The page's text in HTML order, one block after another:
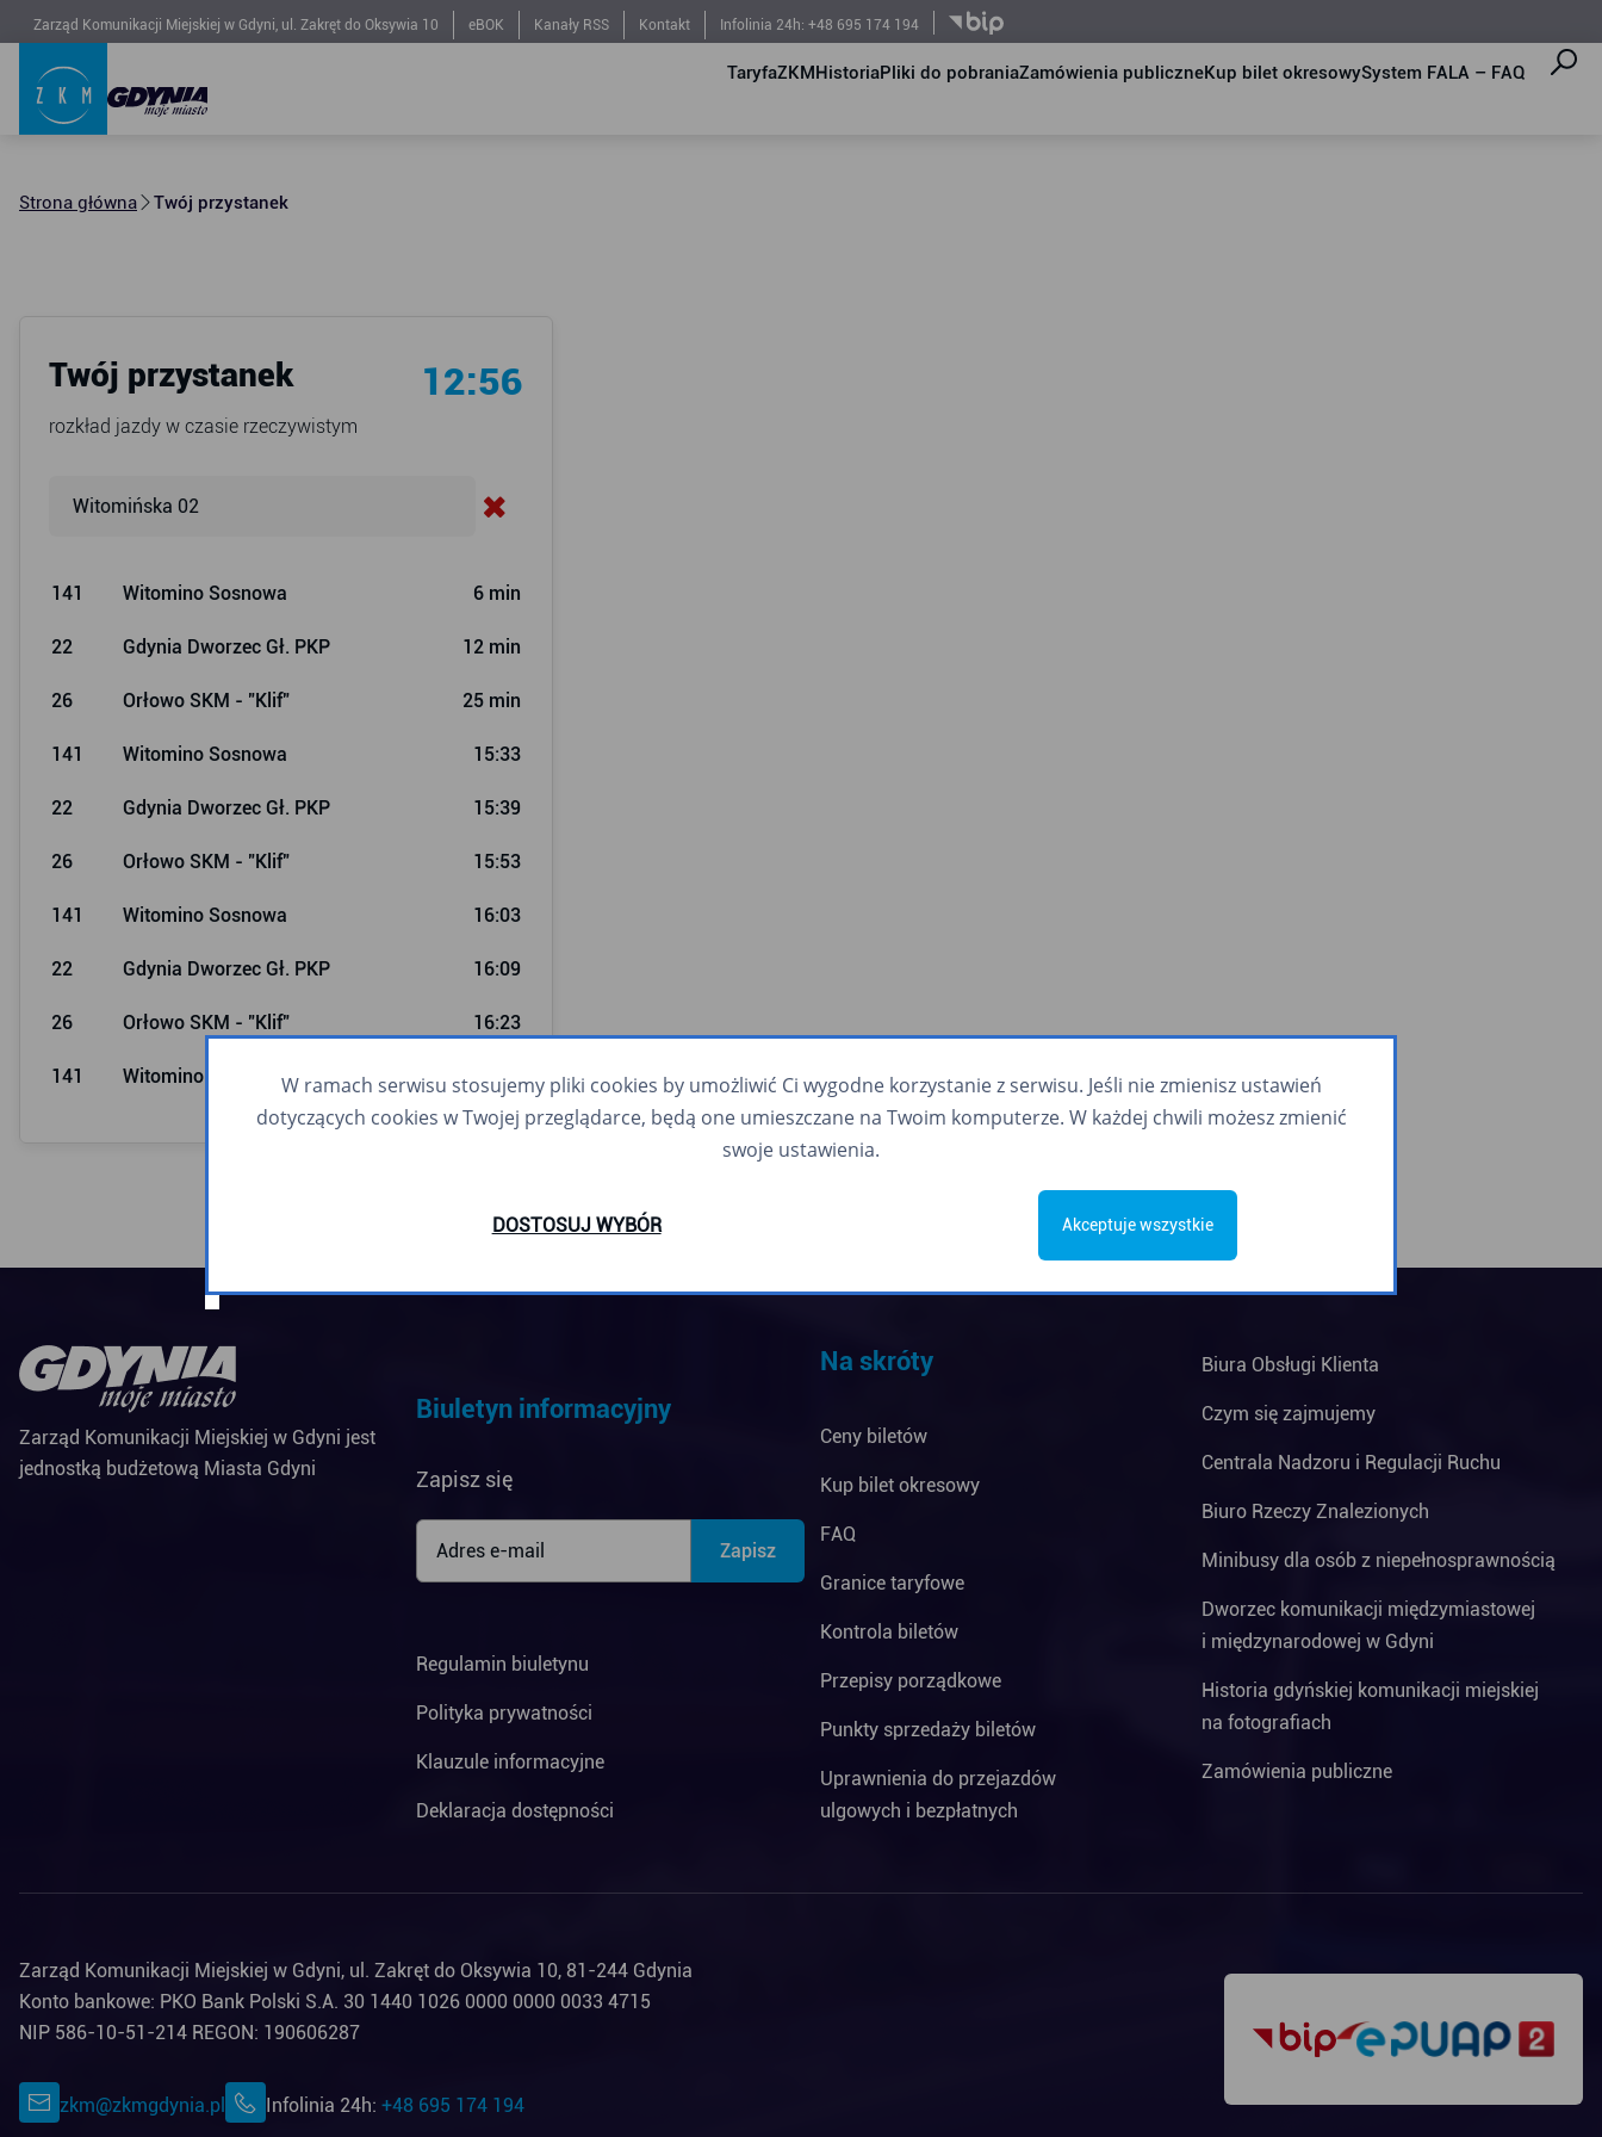
Zarząd Komunikacji Miejskiej w Gdyni, ul. Zakręt do Oksywia 10 eBOK Kanały RSS Kontakt Infolinia 24h: +48 695 174 194
TaryfaZKMHistoriaPliki do pobraniaZamówienia publiczneKup bilet okresowySystem FALA – FAQ
Strona główna Twój przystanek
Twój przystanek 12:56
rozkład jazdy w czasie rzeczywistym
141 Witomino Sosnowa 6 min
22 Gdynia Dworzec Gł. PKP 12 min
26 Orłowo SKM - "Klif" 25 min
141 Witomino Sosnowa 15:33
22 Gdynia Dworzec Gł. PKP 15:39
26 Orłowo SKM - "Klif" 15:53
141 Witomino Sosnowa 16:03
22 Gdynia Dworzec Gł. PKP 16:09
26 Orłowo SKM - "Klif" 16:23
141 Witomino Sosnowa 16:33
Zarząd Komunikacji Miejskiej w Gdyni jest
jednostką budżetową Miasta Gdyni
Biuletyn informacyjny
Zapisz się
Regulamin biuletynu
Polityka prywatności
Klauzule informacyjne
Deklaracja dostępności
Na skróty
Ceny biletów
Kup bilet okresowy
FAQ
Granice taryfowe
Kontrola biletów
Przepisy porządkowe
Punkty sprzedaży biletów
Uprawnienia do przejazdów
ulgowych i bezpłatnych
Biura Obsługi Klienta
Czym się zajmujemy
Centrala Nadzoru i Regulacji Ruchu
Biuro Rzeczy Znalezionych
Minibusy dla osób z niepełnosprawnością
Dworzec komunikacji międzymiastowej
i międzynarodowej w Gdyni
Historia gdyńskiej komunikacji miejskiej
na fotografiach
Zamówienia publiczne
Zarząd Komunikacji Miejskiej w Gdyni, ul. Zakręt do Oksywia 10, 81-244 Gdynia
Konto bankowe: PKO Bank Polski S.A. 30 1440 1026 0000 0000 0033 4715
NIP 586-10-51-214 REGON: 190606287
zkm@zkmgdynia.pl Infolinia 24h: +48 695 174 194
W ramach serwisu stosujemy pliki cookies by umożliwić Ci wygodne korzystanie z serwisu. Jeśli nie zmienisz ustawień
dotyczących cookies w Twojej przeglądarce, będą one umieszczane na Twoim komputerze. W każdej chwili możesz zmienić
swoje ustawienia.
DOSTOSUJ WYBÓR Akceptuje wszystkie